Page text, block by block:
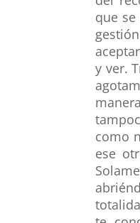
que
y ver.
como
ese